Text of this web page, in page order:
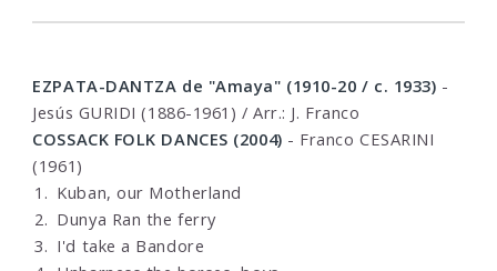
EZPATA-DANTZA de "Amaya" (1910-20 / c. 1933) -
Jesús GURIDI (1886-1961) / Arr.: J. Franco
COSSACK FOLK DANCES (2004) - Franco CESARINI
(1961)
Kuban, our Motherland
Dunya Ran the ferry
I'd take a Bandore